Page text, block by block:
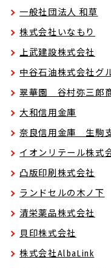
一般社団法人 和草
株式会社いなもり
上武建設株式会社
中谷石油株式会社グ
翠華園 谷村弥三郎
大和信用金庫
奈良信用金庫 生駒
イオンリテール株式
凸版印刷株式会社
ランドセルの木ノ下
清栄薬品株式会社
貝印株式会社
株式会社AlbaLink